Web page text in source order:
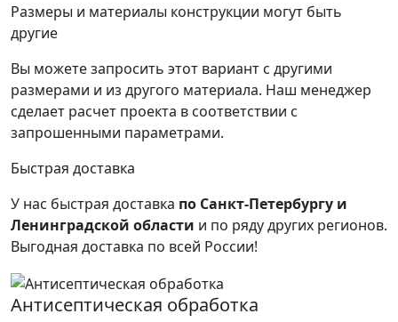
Размеры и материалы конструкции могут быть
другие
Вы можете запросить этот вариант с другими
размерами и из другого материала. Наш менеджер
сделает расчет проекта в соответствии с
запрошенными параметрами.
Быстрая доставка
У нас быстрая доставка по Санкт-Петербургу и
Ленинградской области и по ряду других регионов.
Выгодная доставка по всей России!
Антисептическая обработка